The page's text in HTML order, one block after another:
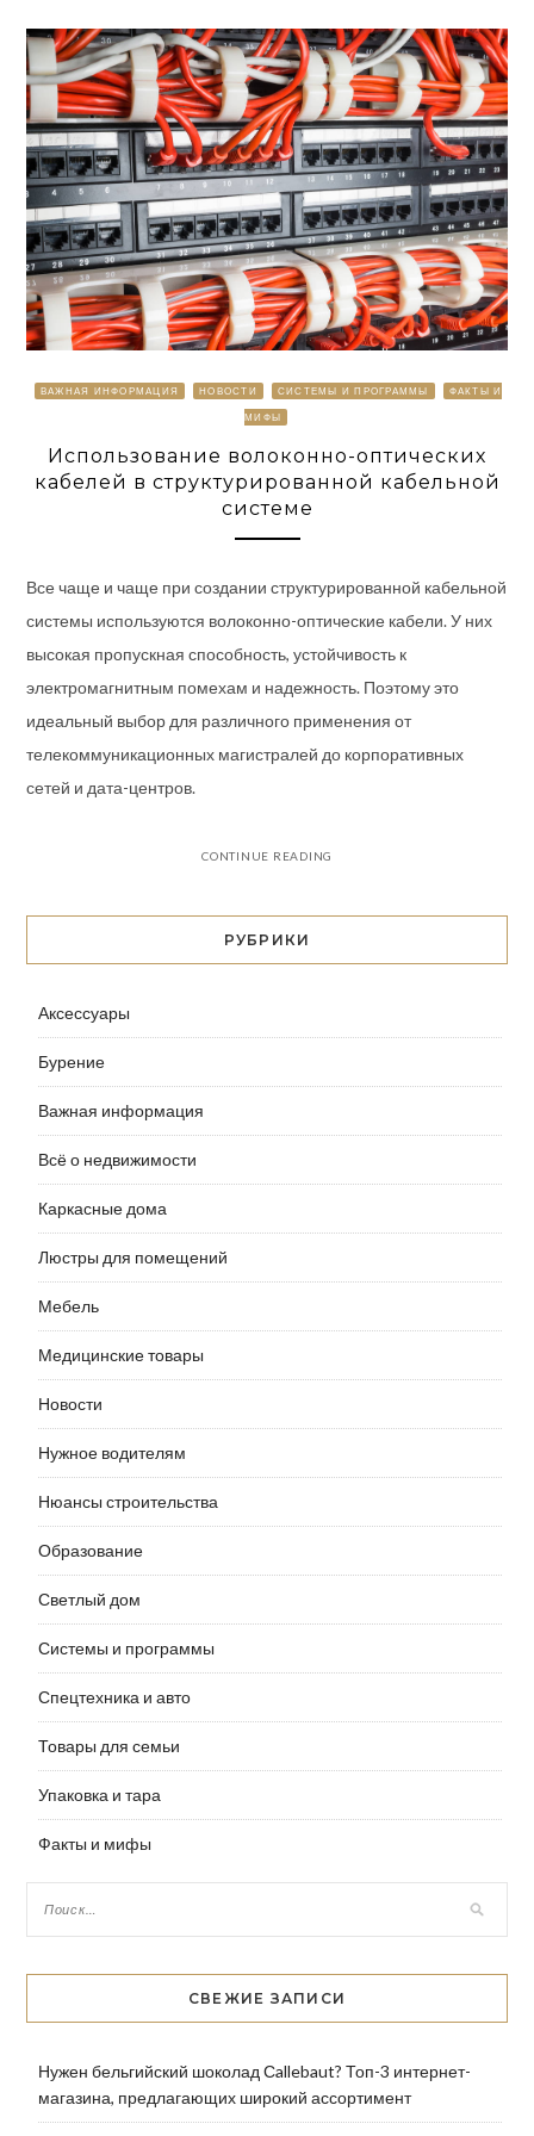
ВАЖНАЯ ИНФОРМАЦИЯ НОВОСТИ СИСТЕМЫ И ПРОГРАММЫ ФАКТЫ И
МИФЫ
Использование волоконно-оптических
кабелей в структурированной кабельной
системе
Все чаще и чаще при создании структурированной кабельной
системы используются волоконно-оптические кабели. У них
высокая пропускная способность, устойчивость к
электромагнитным помехам и надежность. Поэтому это
идеальный выбор для различного применения от
телекоммуникационных магистралей до корпоративных
сетей и дата-центров.
CONTINUE READING
РУБРИКИ
Аксессуары
Бурение
Важная информация
Всё о недвижимости
Каркасные дома
Люстры для помещений
Мебель
Медицинские товары
Новости
Нужное водителям
Нюансы строительства
Образование
Светлый дом
Системы и программы
Спецтехника и авто
Товары для семьи
Упаковка и тара
Факты и мифы
СВЕЖИЕ ЗАПИСИ
Нужен бельгийский шоколад Сallebaut? Топ-3 интернет-
магазина, предлагающих широкий ассортимент